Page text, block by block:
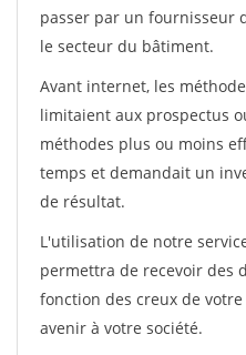
passer par un fournisseur
le secteur du bâtiment.
Avant internet, les
limitaient aux prospectus
méthodes plus ou moins
temps et demandait un
de résultat.
L'utilisation de notre
permettra de recevoir des
fonction des creux de
avenir à votre société.